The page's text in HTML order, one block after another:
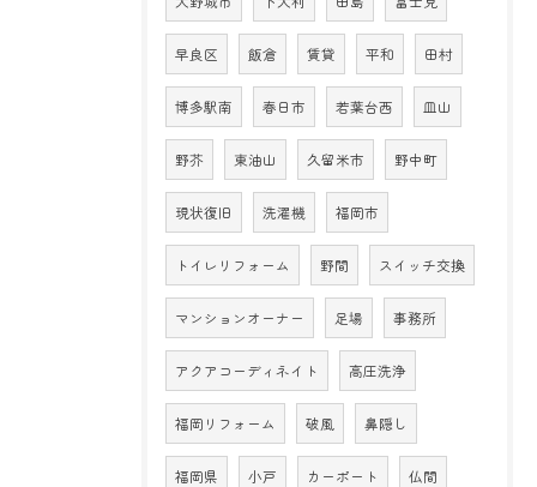
早良区 飯倉 賃貸 平和 田村
博多駅南 春日市 若葉台西 皿山
野芥 東油山 久留米市 野中町
現状復旧 洗濯機 福岡市
トイレリフォーム 野間 スイッチ交換
マンションオーナー 足場 事務所
アクアコーディネイト 高圧洗浄
福岡リフォーム 破風 鼻隠し
福岡県 小戸 カーポート 仏間